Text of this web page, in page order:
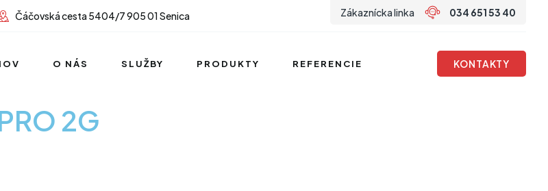
Čáčovská cesta 5404/7 905 01 Senica Zákaznícka linka 034 651 53 40
O NÁS SLUŽBY PRODUKTY REFERENCIE KONTAKTY
2G